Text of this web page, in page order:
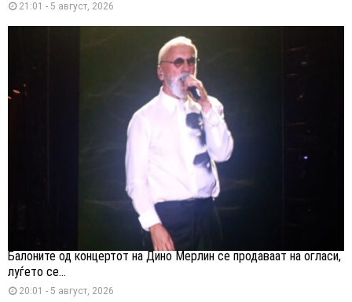
21:01 - 5 август, 2026
Балоните од концертот на Дино Мерлин се продаваат на огласи,
луѓето се...
20:01 - 5 август, 2026